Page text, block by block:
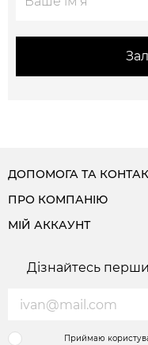
ДОПОМОГА ТА
ПРО КОМПАНІЮ
МІЙ АККАУНТ
Дізнайтесь
Приймаю